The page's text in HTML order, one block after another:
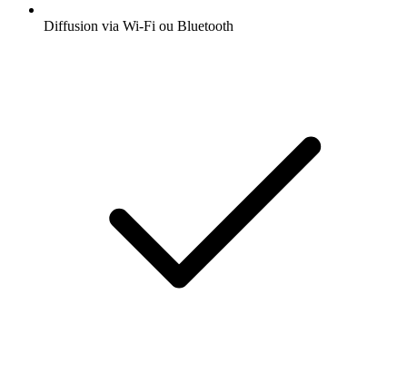
Diffusion via Wi-Fi ou Bluetooth